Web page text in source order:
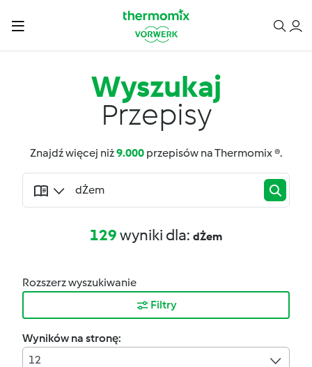
Wyszukaj
Przepisy
Znajdź więcej niż9.000 przepisów na Thermomix ®.
129wyniki dla: dŻem
Rozszerz wyszukiwanie
Filtry
Wyników na stronę:
12